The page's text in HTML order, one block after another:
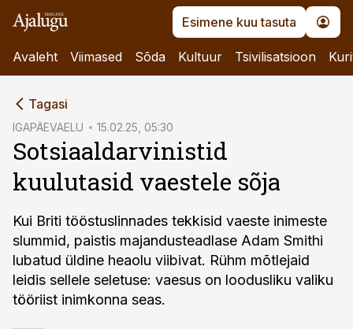
Esimene kuu tasuta
Avaleht Viimased Sõda Kultuur Tsivilisatsioon
Tagasi
IGAPÄEVAELU 15.02.25, 05:30
Sotsiaaldarvinistid
kuulutasid vaestele sõja
Kui Briti tööstuslinnades tekkisid vaeste inimeste
slummid, paistis majandusteadlase Adam Smithi
lubatud üldine heaolu viibivat. Rühm mõtlejaid
leidis sellele seletuse: vaesus on loodusliku valiku
tööriist inimkonna seas.